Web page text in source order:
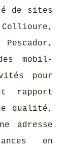
de sites
mobil-
pour
rapport
qualité,
adresse
en